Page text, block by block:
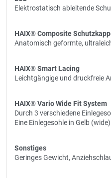
Elektrostatisch ableitende
HAIX® Composite
Anatomisch geformte,
HAIX® Smart Lacing
Leichtgängige und druckfreie
HAIX® Vario Wide Fit System
Durch 3 verschiedene
Eine Einlegesohle in Gelb
Sonstiges
Geringes Gewicht,